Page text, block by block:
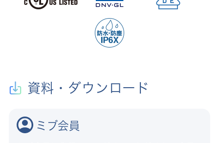
資料・ダウンロード
ミブ会員